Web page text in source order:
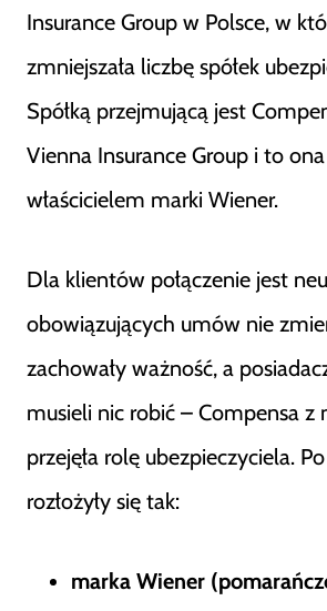
Insurance Group w Polsce, w
zmniejszała liczbę spółek
Spółką przejmującą jest
Vienna Insurance Group i to ona
właścicielem marki Wiener.
Dla klientów połączenie jest
obowiązujących umów nie
zachowały ważność, a
musieli nic robić – Compensa z
przejęła rolę ubezpieczyciela.
rozłożyły się tak:
marka Wiener